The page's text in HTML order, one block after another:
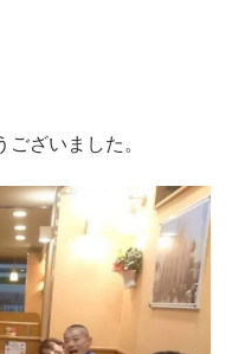
ざいました。